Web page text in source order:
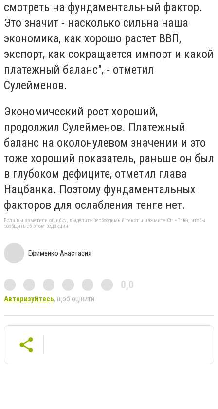
смотреть на фундаментальный фактор.
Это значит - насколько сильна наша
экономика, как хорошо растет ВВП,
экспорт, как сокращается импорт и какой
платежный баланс", - отметил
Сулейменов.
Экономический рост хороший,
продолжил Сулейменов. Платежный
баланс на околонулевом значении и это
тоже хороший показатель, раньше он был
в глубоком дефиците, отметил глава
Нацбанка. Поэтому фундаментальных
факторов для ослабления тенге нет.
Если вы заметили ошибку, выделите необходимый текст и нажмите Ctrl+Enter, чтобы
сообщить об этом редакции
Ефименко Анастасия
0,0
Авторизуйтесь, щоб оцінити